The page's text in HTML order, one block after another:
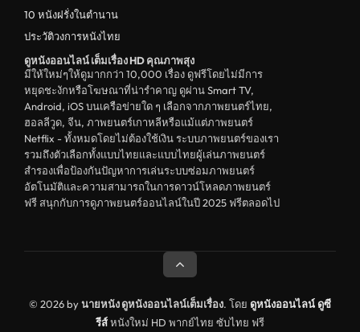
10 หนังฝรั่งในตำนาน
ประวัติวงการหนังไทย
ดูหนังออนไลน์ เต็มเรื่อง HD คุณภาพสุง
มีให้ใหม่ๆให้ดูมากกว่า 10,000 เรื่อง ดูฟรีโดยไม่มีการ
หยุดชะงักหรือโฆษณาที่น่ารำคาญ ดูผ่าน Smart TV,
Android, iOS บนเครือข่ายใด ๆ เลือกจากภาพยนตร์ไทย,
ฮอลลีวูด, จีน, ภาพยนตร์เกาหลีหรือแม้แต่ภาพยนตร์
Netflix - ทั้งหมดโดยไม่ต้องใช้เงิน ระบบภาพยนตร์ของเรา
รวมถึงตัวเลือกทั้งแบบไทยและแบบไทยผู้เล่นภาพยนตร์
สำรองเพื่อป้องกันปัญหาการเล่นระบบซ่อมภาพยนตร์
อัตโนมัติและความสามารถในการดาวน์โหลดภาพยนตร์
ฟรี สนุกกับการดูภาพยนตร์ออนไลน์ในปี 2025 ฟรีตลอดไป
© 2026 byนายหนัง ดูหนังออนไลน์เต็มเรื่อง. โดย ดูหนังออนไลน์ ดูซี
รีส์หนังใหม่ HD พากย์ไทย ซับไทย ฟรี